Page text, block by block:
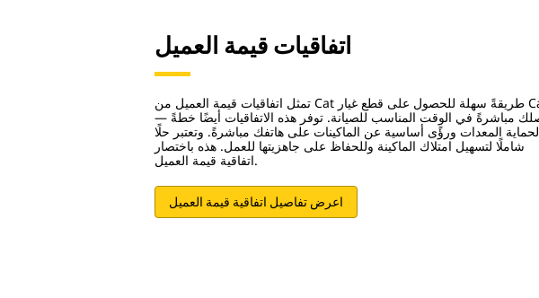
اتفاقيات قيمة العميل
تمثل اتفاقيات قيمة العميل من Cat طريقةً سهلة للحصول على قطع غيار Cat
— تصلك مباشرةً في الوقت المناسب للصيانة. توفر هذه الاتفاقيات أيضًا خطةً
لحماية المعدات ورؤًى أساسية عن الماكينات على هاتفك مباشرةً. وتعتبر حلًا
شاملًا لتسهيل امتلاك الماكينة وللحفاظ على جاهزيتها للعمل. هذه باختصار
اتفاقية قيمة العميل.
اعرض تفاصيل اتفاقية قيمة العميل